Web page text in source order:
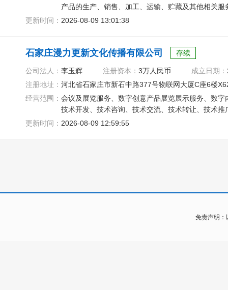
产品的生产、销售、加工、运输、贮藏及其他相关
搬运、日用品销售、日用杂品销售
更新时间： 2026-08-09 13:01:38
石家庄漫力更新文化传播有限公司 存续
公司法人： 李玉辉 注册资本： 3万人民币 成立日期：
注册地址： 河北省石家庄市新石中路377号物联网大厦C座6楼
经营范围： 会议及展览服务、数字创意产品展览展示服务、数
技术开发、技术咨询、技术交流、技术转让、技术
更新时间： 2026-08-09 12:59:55
免责声明：